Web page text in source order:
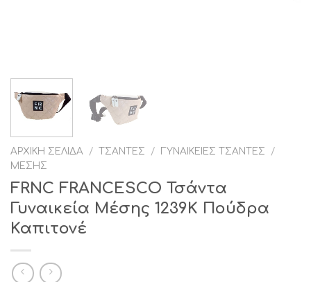
ΑΡΧΙΚΉ ΣΕΛΊΔΑ / ΤΣΆΝΤΕΣ / ΓΥΝΑΙΚΕΊΕΣ ΤΣΆΝΤΕΣ
/
ΜΈΣΗΣ
FRNC FRANCESCO Τσάντα
Γυναικεία Μέσης 1239Κ Πούδρα
Καπιτονέ